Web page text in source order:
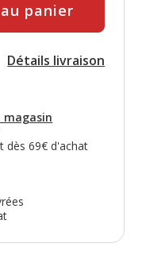
panier
Détails livraison
magasin
dès 69€ d'achat